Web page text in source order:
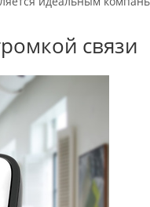
связи